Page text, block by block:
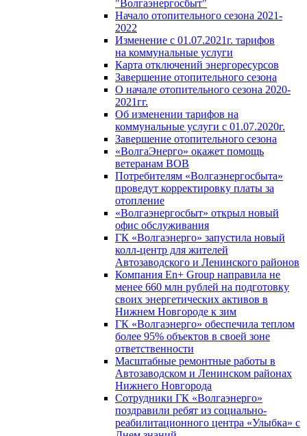
"Волгаэнергосбыт"
Начало отопительного сезона 2021-
2022
Изменение с 01.07.2021г. тарифов
на коммунальные услуги
Карта отключений энергоресурсов
Завершение отопительного сезона
О начале отопительного сезона 2020-
2021гг.
Об изменении тарифов на
коммунальные услуги с 01.07.2020г.
Завершение отопительного сезона
«ВолгаЭнерго» окажет помощь
ветеранам ВОВ
Потребителям «Волгаэнергосбыта»
проведут корректировку платы за
отопление
«Волгаэнергосбыт» открыл новый
офис обслуживания
ГК «Волгаэнерго» запустила новый
колл-центр для жителей
Автозаводского и Ленинского районов
Компания En+ Group направила не
менее 660 млн рублей на подготовку
своих энергетических активов в
Нижнем Новгороде к зим
ГК «Волгаэнерго» обеспечила теплом
более 95% объектов в своей зоне
ответственности
Масштабные ремонтные работы в
Автозаводском и Ленинском районах
Нижнего Новгорода
Сотрудники ГК «Волгаэнерго»
поздравили ребят из социально-
реабилитационного центра «Улыбка» с